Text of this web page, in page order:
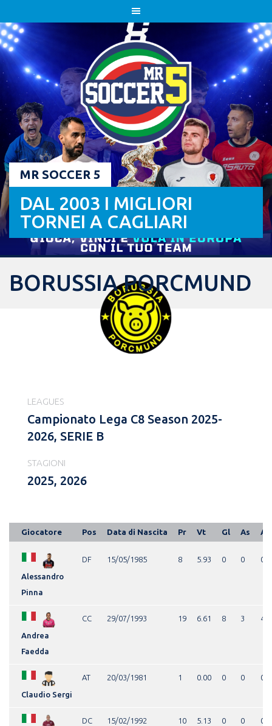
to
content
MR SOCCER 5
DAL 2003 I MIGLIORI
TORNEI A CAGLIARI
BORUSSIA PORCMUND
LEAGUES
Campionato Lega C8 Season 2025-
2026, SERIE B
STAGIONI
2025, 2026
Giocatore Pos Data di Nascita Pr Vt Gl As
Alessandro
Pinna
DF 15/05/1985 8 5.93 0 0 0
Andrea
Faedda
CC 29/07/1993 19 6.61 8 3 4
Claudio Sergi
AT 20/03/1981 1 0.00 0 0 0
DC 15/02/1992 10 5.13 0 0 0